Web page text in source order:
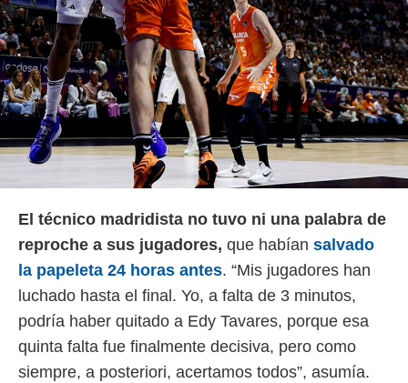
El técnico madridista no tuvo ni una palabra de
reproche a sus jugadores, que habían salvado
la papeleta 24 horas antes. “Mis jugadores han
luchado hasta el final. Yo, a falta de 3 minutos,
podría haber quitado a Edy Tavares, porque esa
quinta falta fue finalmente decisiva, pero como
siempre, a posteriori, acertamos todos”, asumía.